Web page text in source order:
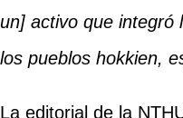
un] activo que integró
los pueblos hokkien,
La editorial de la